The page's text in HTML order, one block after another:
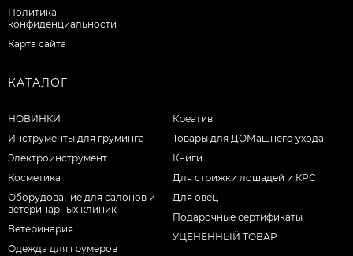
Политика
конфиденциальности
Карта сайта
КАТАЛОГ
НОВИНКИ
Инструменты для груминга
Электроинструмент
Косметика
Оборудование для салонов и
ветеринарных клиник
Ветеринария
Одежда для грумеров
Креатив
Товары для ДОМашнего ухода
Книги
Для стрижки лошадей и КРС
Для овец
Подарочные сертификаты
УЦЕНЕННЫЙ ТОВАР